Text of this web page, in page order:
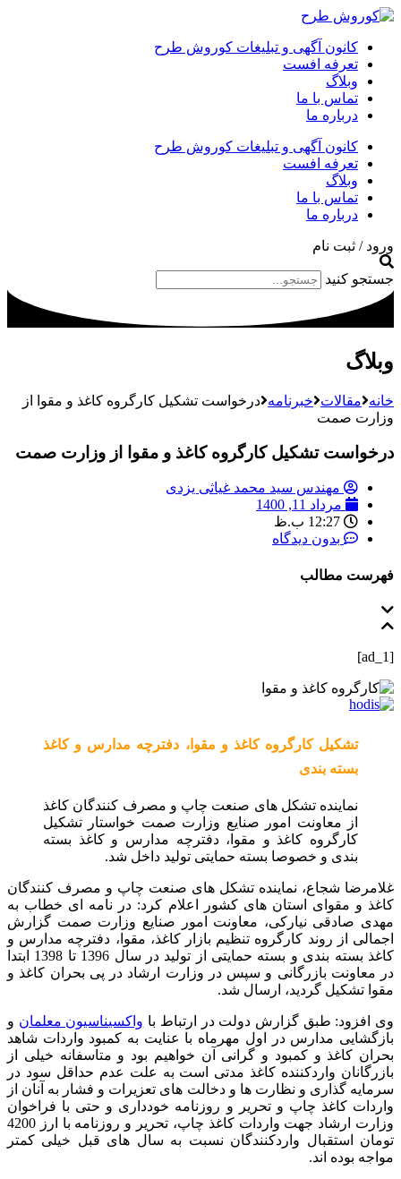
کانون آگهی و تبلیغات کوروش طرح
تعرفه افست
وبلاگ
تماس با ما
درباره ما
کانون آگهی و تبلیغات کوروش طرح
تعرفه افست
وبلاگ
تماس با ما
درباره ما
ورود / ثبت نام
جستجو کنید
وبلاگ
خانه مقالات خبرنامه درخواست تشکیل کارگروه کاغذ و مقوا از
وزارت صمت
درخواست تشکیل کارگروه کاغذ و مقوا از وزارت صمت
مهندس سید محمد غیاثی یزدی
مرداد 11, 1400
12:27 ب.ظ
بدون دیدگاه
فهرست مطالب
[ad_1]
تشکیل کارگروه کاغذ و مقوا، دفترچه مدارس و کاغذ
بسته بندی
نماینده تشکل های صنعت چاپ و مصرف کنندگان کاغذ
از معاونت امور صنایع وزارت صمت خواستار تشکیل
کارگروه کاغذ و مقوا، دفترچه مدارس و کاغذ بسته
بندی و خصوصا بسته حمایتی تولید داخل شد.
غلامرضا شجاع، نماینده تشکل های صنعت چاپ و مصرف کنندگان
کاغذ و مقوای استان های کشور اعلام کرد: در نامه ای خطاب به
مهدی صادقی نیارکی، معاونت امور صنایع وزارت صمت گزارش
اجمالی از روند کارگروه تنظیم بازار کاغذ، مقوا، دفترچه مدارس و
کاغذ بسته بندی و بسته حمایتی از تولید در سال 1396 تا 1398 ابتدا
در معاونت بازرگانی و سپس در وزارت ارشاد در پی بحران کاغذ و
مقوا تشکیل گردید، ارسال شد.
وی افزود: طبق گزارش دولت در ارتباط با واکسیناسیون معلمان و
بازگشایی مدارس در اول مهرماه با عنایت به کمبود واردات شاهد
بحران کاغذ و کمبود و گرانی آن خواهیم بود و متاسفانه خیلی از
بازرگانان واردکننده کاغذ مدتی است به علت عدم حداقل سود در
سرمایه گذاری و نظارت ها و دخالت های تعزیرات و فشار به آنان از
واردات کاغذ چاپ و تحریر و روزنامه خودداری و حتی با فراخوان
وزارت ارشاد جهت واردات کاغذ چاپ، تحریر و روزنامه با ارز 4200
تومان استقبال واردکنندگان نسبت به سال های قبل خیلی کمتر
مواجه بوده اند.